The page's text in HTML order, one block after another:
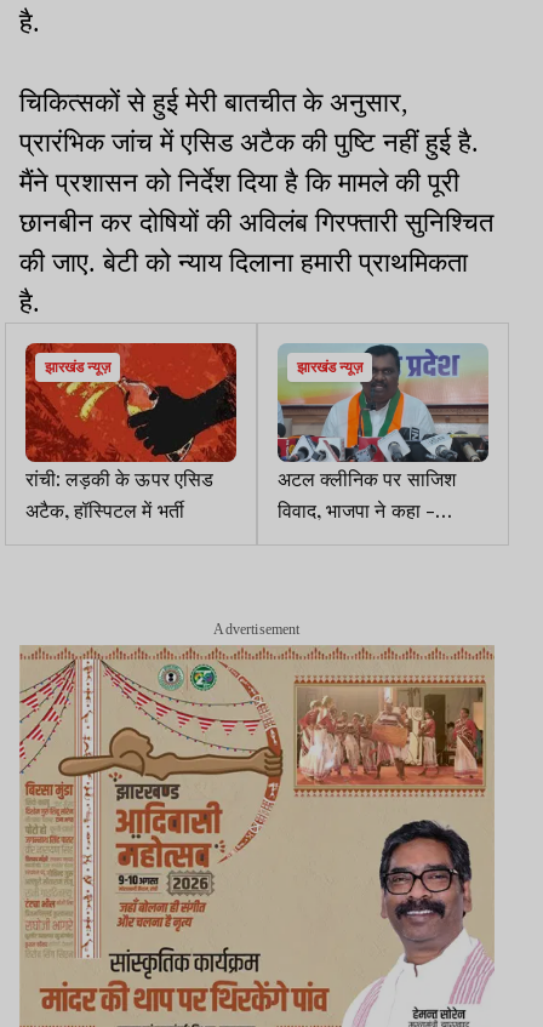
है.
चिकित्सकों से हुई मेरी बातचीत के अनुसार,
प्रारंभिक जांच में एसिड अटैक की पुष्टि नहीं हुई है.
मैंने प्रशासन को निर्देश दिया है कि मामले की पूरी
छानबीन कर दोषियों की अविलंब गिरफ्तारी सुनिश्चित
की जाए. बेटी को न्याय दिलाना हमारी प्राथमिकता
है.
झारखंड न्यूज़
रांची: लड़की के ऊपर एसिड
अटैक, हॉस्पिटल में भर्ती
झारखंड न्यूज़
अटल क्लीनिक पर साजिश
विवाद, भाजपा ने कहा -
धर्मांतरण की है साजिश, होगा
Advertisement